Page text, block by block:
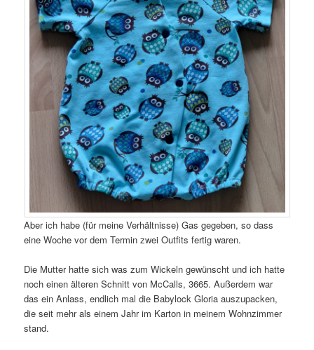
Aber ich habe (für meine Verhältnisse) Gas gegeben, so dass
eine Woche vor dem Termin zwei Outfits fertig waren.
Die Mutter hatte sich was zum Wickeln gewünscht und ich hatte
noch einen älteren Schnitt von McCalls, 3665. Außerdem war
das ein Anlass, endlich mal die Babylock Gloria auszupacken,
die seit mehr als einem Jahr im Karton in meinem Wohnzimmer
stand.